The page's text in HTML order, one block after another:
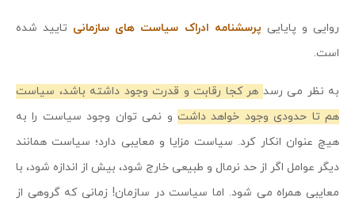
روایی و پایایی پرسشنامه ادراک سیاست های سازمانی تایید شده
است.
به نظر می رسد هر کجا رقابت و قدرت وجود داشته باشد، سیاست
هم تا حدودی وجود خواهد داشت و نمی توان وجود سیاست را به
هیچ عنوان انکار کرد. سیاست مزایا و معایبی دارد؛ سیاست همانند
دیگر عوامل اگر از حد نرمال و طبیعی خارج شود، بیش از اندازه شود، با
معایبی همراه می شود. اما سیاست در سازمان! زمانی که گروهی از